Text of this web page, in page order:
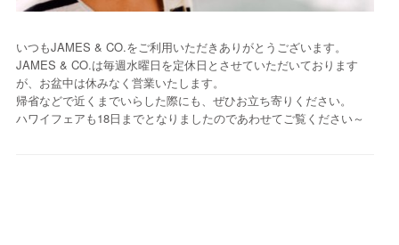
いつもJAMES & CO.をご利用いただきありがとうございます。
JAMES & CO.は毎週水曜日を定休日とさせていただいております
が、お盆中は休みなく営業いたします。
帰省などで近くまでいらした際にも、ぜひお立ち寄りください。
ハワイフェアも18日までとなりましたのであわせてご覧ください～